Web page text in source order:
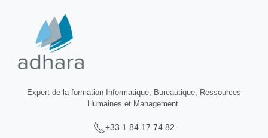
Expert de la formation Informatique, Bureautique, Ressources
Humaines et Management.
+33 1 84 17 74 82